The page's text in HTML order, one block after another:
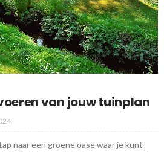
van jouw tuinplan
naar een groene oase waar je kunt